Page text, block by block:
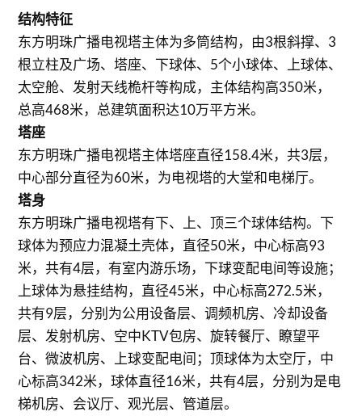
结构特征
东方明珠广播电视塔主体为多筒结构，由3根斜撑、3
根立柱及广场、塔座、下球体、5个小球体、上球体、
太空舱、发射天线桅杆等构成，主体结构高350米，
总高468米，总建筑面积达10万平方米。
塔座
东方明珠广播电视塔主体塔座直径158.4米，共3层，
中心部分直径为60米，为电视塔的大堂和电梯厅。
塔身
东方明珠广播电视塔有下、上、顶三个球体结构。下
球体为预应力混凝土壳体，直径50米，中心标高93
米，共有4层，有室内游乐场，下球变配电间等设施；
上球体为悬挂结构，直径45米，中心标高272.5米，
共有9层，分别为公用设备层、调频机房、冷却设备
层、发射机房、空中KTV包房、旋转餐厅、瞭望平
台、微波机房、上球变配电间；顶球体为太空厅，中
心标高342米，球体直径16米，共有4层，分别为是电
梯机房、会议厅、观光层、管道层。